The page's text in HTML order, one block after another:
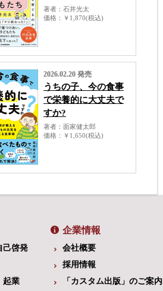
著者
石井光太
価格
￥1,870(税込)
2026.02.20 発売
うちの子、今の食事
で栄養的に大丈夫で
すか?
著者
面家健太郎
価格
￥1,650(税込)
己啓発
起業
企業情報
会社概要
採用情報
「カスタム出版」のご案内